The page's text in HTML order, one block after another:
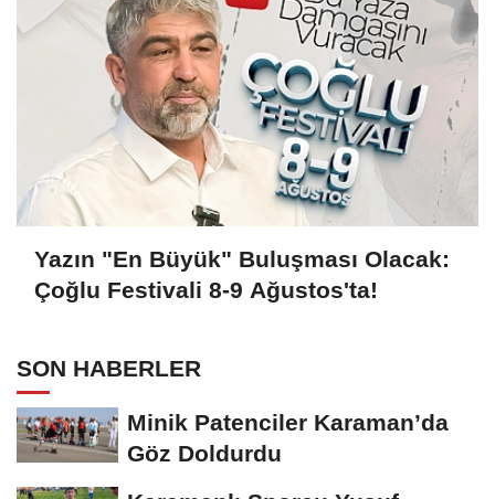
Yazın "En Büyük" Buluşması Olacak:
Çoğlu Festivali 8-9 Ağustos'ta!
SON HABERLER
Minik Patenciler Karaman’da
Göz Doldurdu